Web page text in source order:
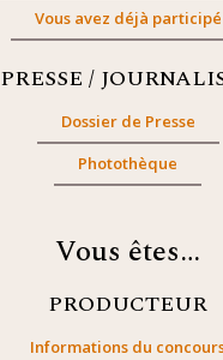
Vous avez déjà participé
PRESSE /
Dossier de Presse
Photothèque
Vous êtes…
PRODUCTEUR
Informations du